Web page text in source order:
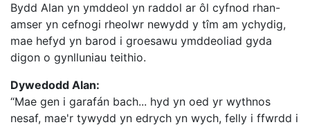
Bydd Alan yn ymddeol yn raddol ar ôl cyfnod rhan-
amser yn cefnogi rheolwr newydd y tîm am ychydig,
mae hefyd yn barod i groesawu ymddeoliad gyda
digon o gynlluniau teithio.
Dywedodd Alan:
“Mae gen i garafán bach... hyd yn oed yr wythnos
nesaf, mae'r tywydd yn edrych yn wych, felly i ffwrdd i